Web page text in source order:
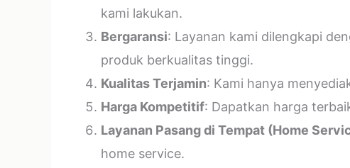
kami lakukan.
Bergaransi: Layanan kami dilengkapi
produk berkualitas tinggi.
Kualitas Terjamin: Kami hanya
Harga Kompetitif: Dapatkan harga
Layanan Pasang di Tempat (Home
home service.